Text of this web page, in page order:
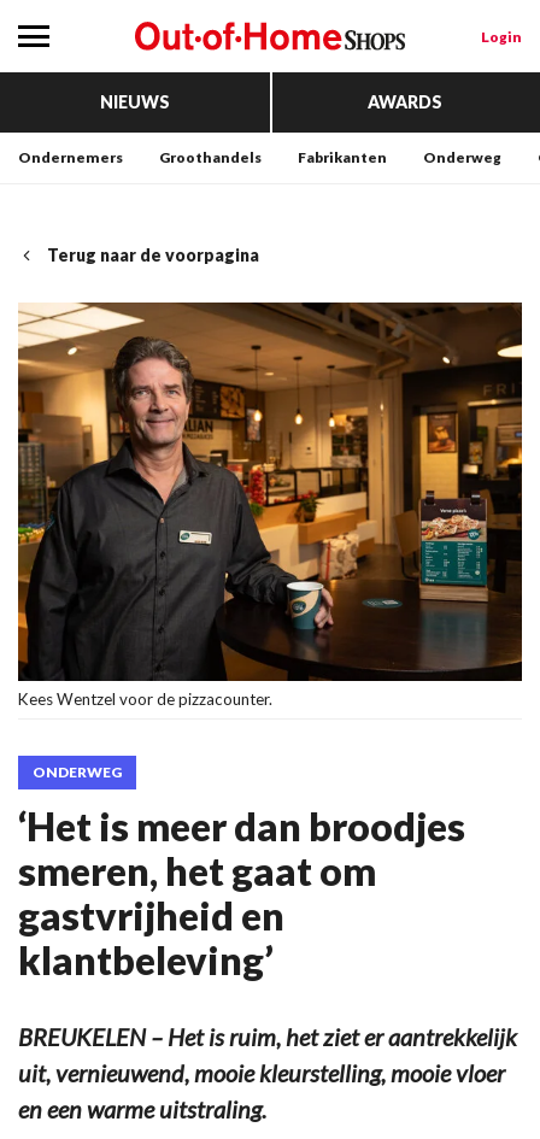
Login
NIEUWS AWARDS
Ondernemers Groothandels Fabrikanten Onderweg
Terug naar de voorpagina
Kees Wentzel voor de pizzacounter.
ONDERWEG
‘Het is meer dan broodjes
smeren, het gaat om
gastvrijheid en
klantbeleving’
BREUKELEN – Het is ruim, het ziet er aantrekkelijk
uit, vernieuwend, mooie kleurstelling, mooie vloer
en een warme uitstraling.